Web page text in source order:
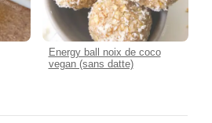
Energy ball noix de coco
vegan (sans datte)